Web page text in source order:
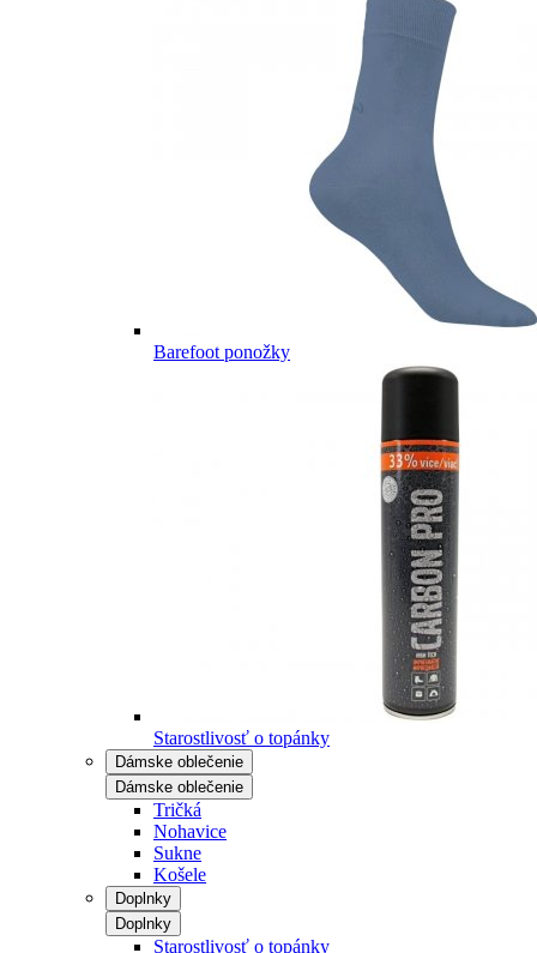
Barefoot ponožky
Starostlivosť o topánky
Dámske oblečenie
Dámske oblečenie
Tričká
Nohavice
Sukne
Košele
Doplnky
Doplnky
Starostlivosť o topánky